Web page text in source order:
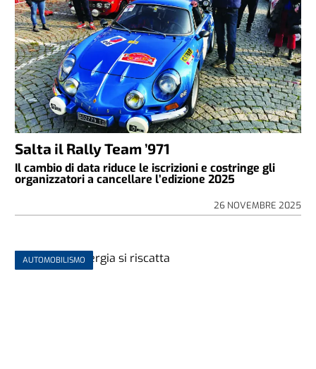
Salta il Rally Team ’971
Il cambio di data riduce le iscrizioni e costringe gli
organizzatori a cancellare l’edizione 2025
26 NOVEMBRE 2025
AUTOMOBILISMO